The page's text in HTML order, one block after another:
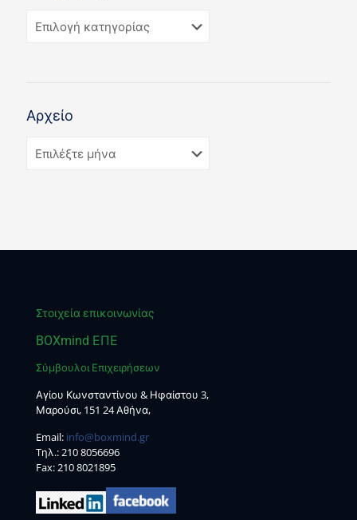
Αρχείο
Στοιχεία επικοινωνίας
BOXmind ΕΠΕ
Σύμβουλοι Επιχειρήσεων
Αγίου Κωνσταντίνου & Ηφαίστου 3,
Μαρούσι, 151 24 Αθήνα,
Email: info@boxmind.gr
Tηλ.:210 8056696
Fax: 210 8021895